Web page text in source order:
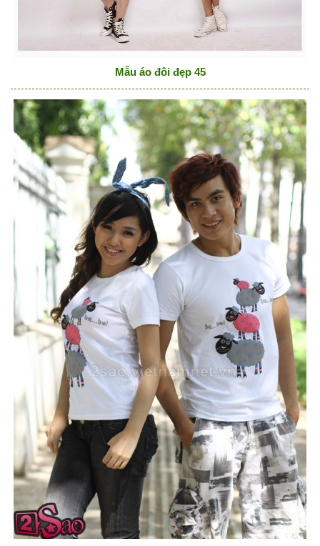
Mẫu áo đôi đẹp 45